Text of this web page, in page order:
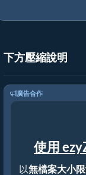
下方壓縮說明
廣告合作
使用
以無檔案大小